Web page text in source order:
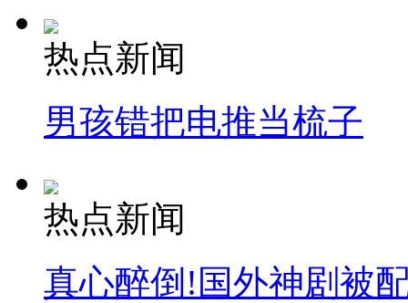
热点新闻
男孩错把电推当梳子
热点新闻
真心醉倒!国外神剧被